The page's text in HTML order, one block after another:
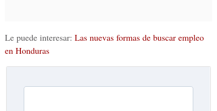
Le puede interesar: Las nuevas formas de buscar empleo
en Honduras